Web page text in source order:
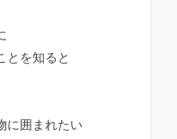
とを知ると
に囲まれたい